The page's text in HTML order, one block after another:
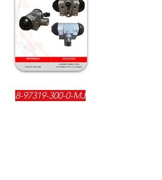
8-97319-300-0-MJ